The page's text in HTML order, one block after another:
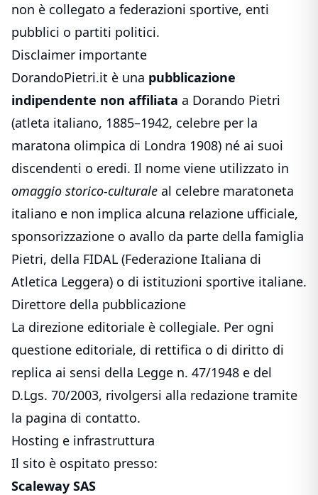
non è collegato a federazioni sportive, enti
pubblici o partiti politici.
Disclaimer importante
DorandoPietri.it è una pubblicazione
indipendente non affiliata a Dorando Pietri
(atleta italiano, 1885–1942, celebre per la
maratona olimpica di Londra 1908) né ai suoi
discendenti o eredi. Il nome viene utilizzato in
omaggio storico-culturale al celebre maratoneta
italiano e non implica alcuna relazione ufficiale,
sponsorizzazione o avallo da parte della famiglia
Pietri, della FIDAL (Federazione Italiana di
Atletica Leggera) o di istituzioni sportive italiane.
Direttore della pubblicazione
La direzione editoriale è collegiale. Per ogni
questione editoriale, di rettifica o di diritto di
replica ai sensi della Legge n. 47/1948 e del
D.Lgs. 70/2003, rivolgersi alla redazione tramite
la pagina di contatto.
Hosting e infrastruttura
Il sito è ospitato presso:
Scaleway SAS